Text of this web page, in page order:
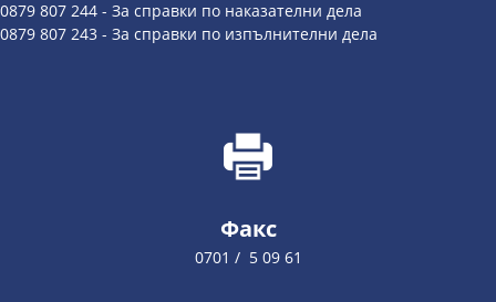
0879 807 244 - За справки по наказателни дела
0879 807 243 - За справки по изпълнителни дела
Факс
0701 / 5 09 61